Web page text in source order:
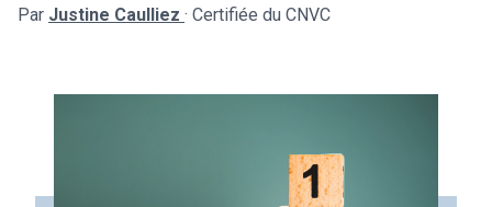
Par Justine Caulliez · Certifiée du CNVC